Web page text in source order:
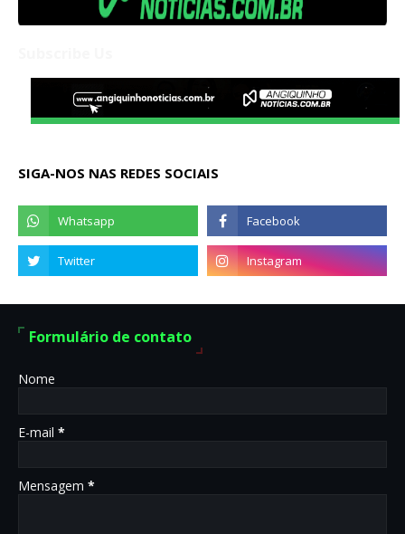
SIGA-NOS NAS REDES SOCIAIS
Formulário de contato
Nome
E-mail *
Mensagem *